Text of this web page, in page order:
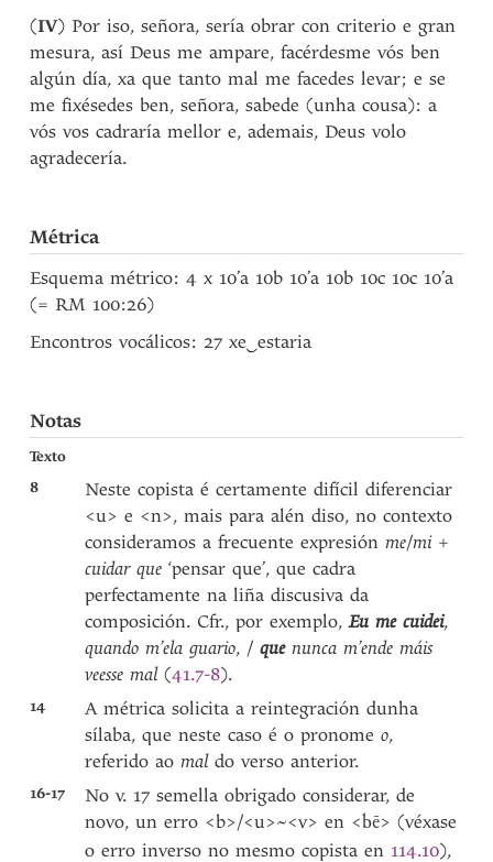
(IV) Por iso, señora, sería obrar con criterio e gran
mesura, así Deus me ampare, facérdesme vós ben
algún día, xa que tanto mal me facedes levar; e se
me fixésedes ben, señora, sabede (unha cousa): a
vós vos cadraría mellor e, ademais, Deus volo
agradecería.
Métrica
Esquema métrico: 4 x 10’a 10b 10’a 10b 10c 10c 10’a
(= RM 100:26)
Encontros vocálicos: 27 xe ‿estaria
Notas
Texto
8
Neste copista é certamente difícil diferenciar
<u> e <n>, mais para alén diso, no contexto
consideramos a frecuente expresiónme/mi +
cuidar que‘pensar que’, que cadra
perfectamente na liña discusiva da
composición. Cfr., por exemplo,Eu me cuidei,
quando m’ela guario, /que nunca m’ende máis
veesse mal(41.7-8).
14
A métrica solicita a reintegración dunha
sílaba, que neste caso é o pronomeo,
referido aomaldo verso anterior.
16-17
No v. 17 semella obrigado considerar, de
novo, un erro <b>/<u>~<v> en <bē> (véxase
o erro inverso no mesmo copista en 114.10),